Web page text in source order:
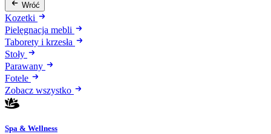
Wróć
Kozetki
Pielęgnacja mebli
Taborety i krzesła
Stoły
Parawany
Fotele
Zobacz wszystko
Spa & Wellness